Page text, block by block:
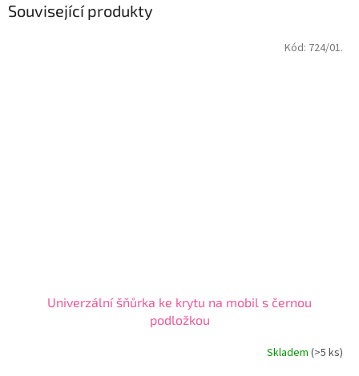
Související produkty
Univerzální šňůrka ke krytu na mobil s černou
podložkou
Skladem (>5 ks)
Kód: 724/01.